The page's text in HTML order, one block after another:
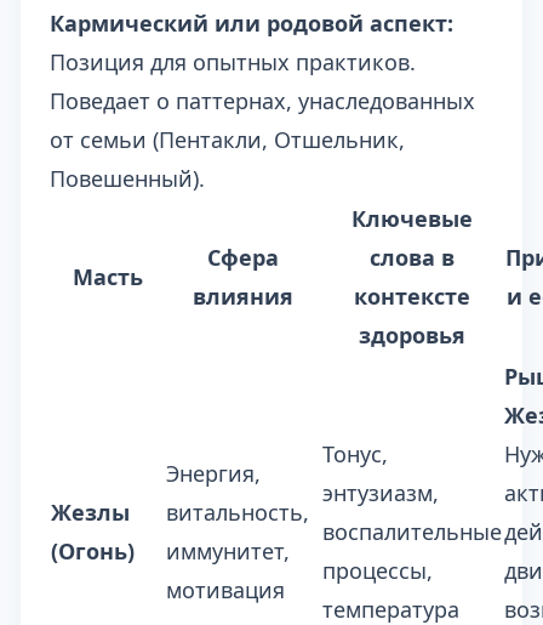
Кармический или родовой аспект:
Позиция для опытных практиков.
Поведает о паттернах, унаследованных
от семьи (Пентакли, Отшельник,
Повешенный).
Масть
Сфера
влияния
Ключевые
слова в
контексте
здоровья
и
Жезлы
(Огонь)
Энергия,
витальность,
иммунитет,
мотивация
Тонус,
энтузиазм,
воспалительные
процессы,
температура